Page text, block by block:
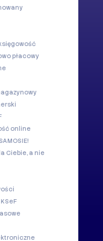
płacowy
online
Ciebie, a nie